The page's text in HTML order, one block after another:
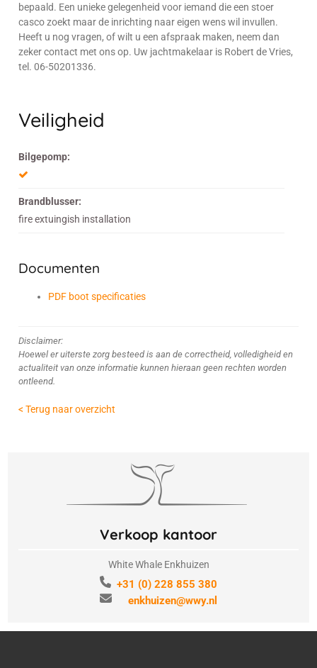
bepaald. Een unieke gelegenheid voor iemand die een stoer
casco zoekt maar de inrichting naar eigen wens wil invullen.
Heeft u nog vragen, of wilt u een afspraak maken, neem dan
zeker contact met ons op. Uw jachtmakelaar is Robert de Vries,
tel. 06-50201336.
Veiligheid
Bilgepomp:
Brandblusser:
fire extuingish installation
Documenten
PDF boot specificaties
Disclaimer:
Hoewel er uiterste zorg besteed is aan de correctheid, volledigheid en
actualiteit van onze informatie kunnen hieraan geen rechten worden
ontleend.
< Terug naar overzicht
Verkoop kantoor
White Whale Enkhuizen
+31 (0) 228 855 380
enkhuizen@wwy.nl